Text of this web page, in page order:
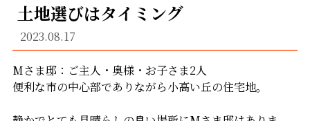
土地選びはタイミング
2023.08.17
Mさま邸：ご主人・奥様・お子さま2人
便利な市の中心部でありながら小高い丘の住宅地。